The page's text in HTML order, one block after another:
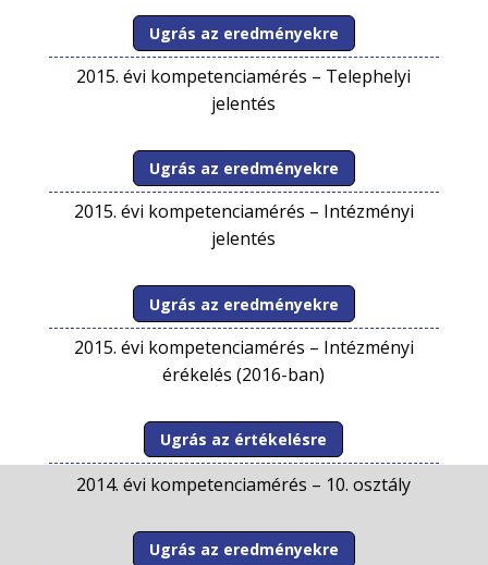
Ugrás az eredményekre
2015. évi kompetenciamérés – Telephelyi
jelentés
Ugrás az eredményekre
2015. évi kompetenciamérés – Intézményi
jelentés
Ugrás az eredményekre
2015. évi kompetenciamérés – Intézményi
érékelés (2016-ban)
Ugrás az értékelésre
2014. évi kompetenciamérés – 10. osztály
Ugrás az eredményekre